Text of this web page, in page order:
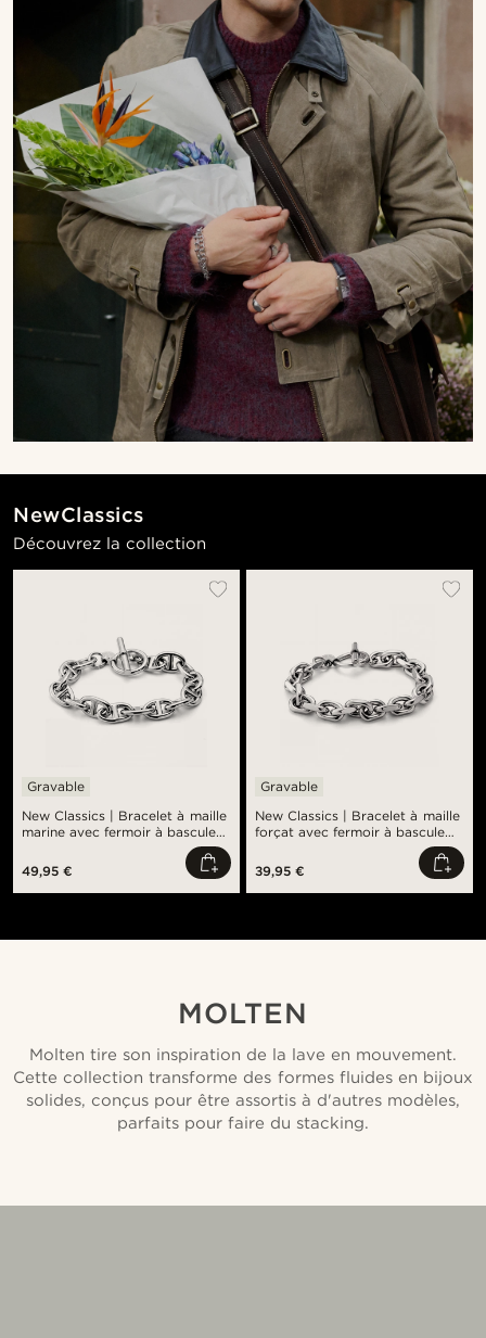
NewClassics
Découvrez la collection
New Classics | Bracelet à maille
marine avec fermoir à bascule
en acier inoxydable argenté
Gravable
49,95 €
New Classics | Bracelet à maille
forçat avec fermoir à bascule
en acier inoxydable argenté
Gravable
39,95 €
MOLTEN
Molten tire son inspiration de la lave en mouvement.
Cette collection transforme des formes fluides en bijoux
solides, conçus pour être assortis à d'autres modèles,
parfaits pour faire du stacking.